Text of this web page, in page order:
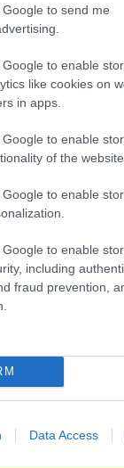
to send me
to enable
like cookies on
in apps.
to enable
of the
to enable
to enable
including
fraud prevention,
Data Access
στο Δημόσιο